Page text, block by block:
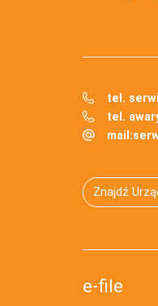
tel.
tel.
mail:
Znajdź
e-file